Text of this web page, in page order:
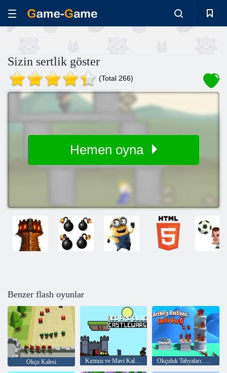
Sizin sertlik göster
(Total 266)
Hemen oyna
Benzer flash oyunlar
Okçu Kalesi Kırmızı ve Mavi Kale Savaşları Okçuluk Tabyaları: Kale Savaşı